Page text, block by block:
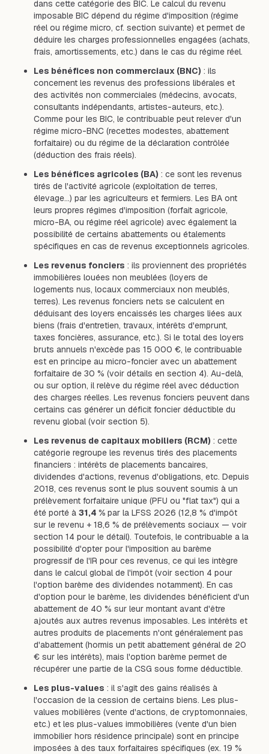
dans cette catégorie des BIC. Le calcul du revenu
imposable BIC dépend du régime d'imposition (régime
réel ou régime micro, cf. section suivante) et permet de
déduire les charges professionnelles engagées (achats,
frais, amortissements, etc.) dans le cas du régime réel.
Les bénéfices non commerciaux (BNC) : ils
concernent les revenus des professions libérales et
des activités non commerciales (médecins, avocats,
consultants indépendants, artistes-auteurs, etc.).
Comme pour les BIC, le contribuable peut relever d'un
régime micro-BNC (recettes modestes, abattement
forfaitaire) ou du régime de la déclaration contrôlée
(déduction des frais réels).
Les bénéfices agricoles (BA) : ce sont les revenus
tirés de l'activité agricole (exploitation de terres,
élevage…) par les agriculteurs et fermiers. Les BA ont
leurs propres régimes d'imposition (forfait agricole,
micro-BA, ou régime réel agricole) avec également la
possibilité de certains abattements ou étalements
spécifiques en cas de revenus exceptionnels agricoles.
Les revenus fonciers : ils proviennent des propriétés
immobilières louées non meublées (loyers de
logements nus, locaux commerciaux non meublés,
terres). Les revenus fonciers nets se calculent en
déduisant des loyers encaissés les charges liées aux
biens (frais d'entretien, travaux, intérêts d'emprunt,
taxes foncières, assurance, etc.). Si le total des loyers
bruts annuels n'excède pas 15 000 €, le contribuable
est en principe au micro-foncier avec un abattement
forfaitaire de 30 % (voir détails en section 4). Au-delà,
ou sur option, il relève du régime réel avec déduction
des charges réelles. Les revenus fonciers peuvent dans
certains cas générer un déficit foncier déductible du
revenu global (voir section 5).
Les revenus de capitaux mobiliers (RCM) : cette
catégorie regroupe les revenus tirés des placements
financiers : intérêts de placements bancaires,
dividendes d'actions, revenus d'obligations, etc. Depuis
2018, ces revenus sont le plus souvent soumis à un
prélèvement forfaitaire unique (PFU ou "flat tax") qui a
été porté à 31,4 % par la LFSS 2026 (12,8 % d'impôt
sur le revenu + 18,6 % de prélèvements sociaux — voir
section 14 pour le détail). Toutefois, le contribuable a la
possibilité d'opter pour l'imposition au barème
progressif de l'IR pour ces revenus, ce qui les intègre
dans le calcul global de l'impôt (voir section 4 pour
l'option barème des dividendes notamment). En cas
d'option pour le barème, les dividendes bénéficient d'un
abattement de 40 % sur leur montant avant d'être
ajoutés aux autres revenus imposables. Les intérêts et
autres produits de placements n'ont généralement pas
d'abattement (hormis un petit abattement général de 20
€ sur les intérêts), mais l'option barème permet de
récupérer une partie de la CSG sous forme déductible.
Les plus-values : il s'agit des gains réalisés à
l'occasion de la cession de certains biens. Les plus-
values mobilières (vente d'actions, de cryptomonnaies,
etc.) et les plus-values immobilières (vente d'un bien
immobilier hors résidence principale) sont en principe
imposées à des taux forfaitaires spécifiques (ex. 19 %